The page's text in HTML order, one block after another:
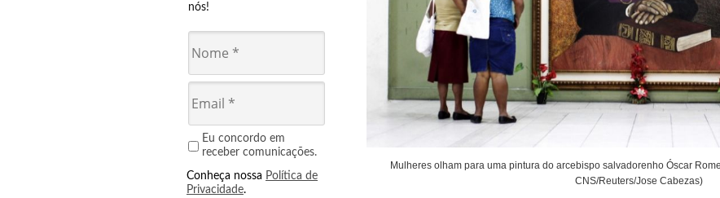
nós!
Eu concordo em
receber comunicações.
Conheça nossa Política de
Privacidade.
Mulheres olham para uma pintura do arcebispo salvadorenho Óscar
CNS/Reuters/Jose Cabezas)